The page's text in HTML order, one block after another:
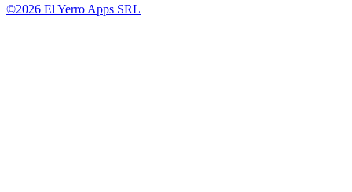
©2026 El Yerro Apps SRL